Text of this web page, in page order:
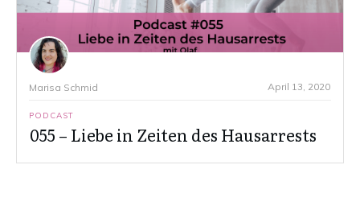
Marisa Schmid April 13, 2020
PODCAST
055 – Liebe in Zeiten des Hausarrests